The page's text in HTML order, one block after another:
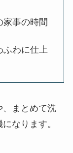
家事の時間
ふわに仕上
、まとめて洗
なります。